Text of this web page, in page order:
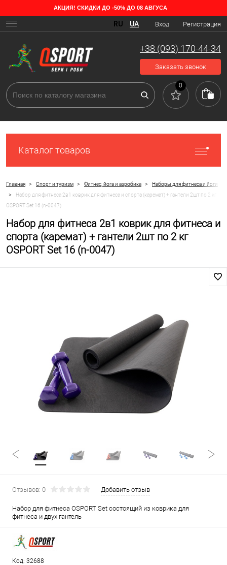
АКЦИЯ! СКИДКИ ДО -50% ДО 08 АВГУСА
Вход Регистрация
RU UA
+38 (093) 170-44-34
Заказать звонок
0
Каталог товаров
Главная > Спорт и туризм > Фитнес, йога и аэробика > Наборы для фитнеса и йоги
>
Набор для фитнеса 2в1 коврик для фитнеса и спорта (каремат) + гантели 2шт по 2 кг
OSPORT Set 16 (n-0047)
Набор для фитнеса 2в1 коврик для фитнеса и
спорта (каремат) + гантели 2шт по 2 кг
OSPORT Set 16 (n-0047)
Отзывов: 0 Добавить отзыв
Набор для фитнеса OSPORT Set состоящий из коврика для
фитнеса и двух гантель
Код: 32688